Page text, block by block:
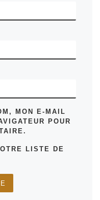
MON E-MAIL
POUR
LISTE DE